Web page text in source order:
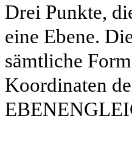
Drei Punkte,
eine Ebene.
sämtliche
Koordinaten